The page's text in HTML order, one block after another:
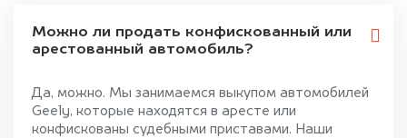
Можно ли продать конфискованный или
арестованный автомобиль?
Да, можно. Мы занимаемся выкупом автомобилей
Geely, которые находятся в аресте или
конфискованы судебными приставами. Наши